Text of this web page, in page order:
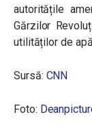
autoritățile
Gărzilor
utilităților de
Sursă: CNN
Foto: